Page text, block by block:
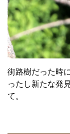
街路樹だった時
ったし新たな発
て。